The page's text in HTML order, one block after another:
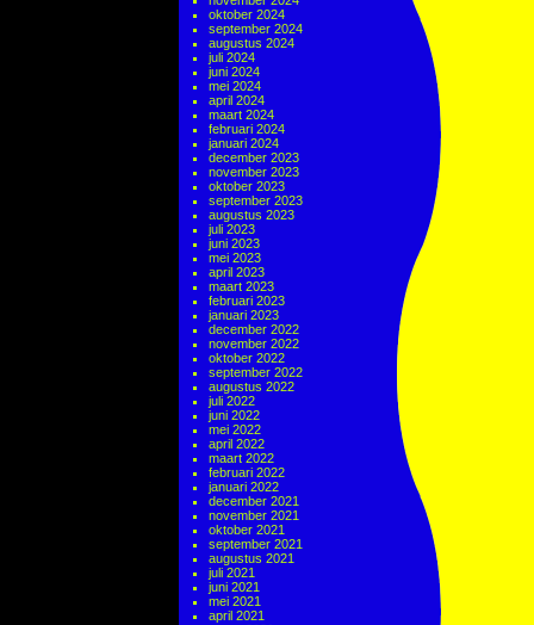
oktober 2024
september 2024
augustus 2024
juli 2024
juni 2024
mei 2024
april 2024
maart 2024
februari 2024
januari 2024
december 2023
november 2023
oktober 2023
september 2023
augustus 2023
juli 2023
juni 2023
mei 2023
april 2023
maart 2023
februari 2023
januari 2023
december 2022
november 2022
oktober 2022
september 2022
augustus 2022
juli 2022
juni 2022
mei 2022
april 2022
maart 2022
februari 2022
januari 2022
december 2021
november 2021
oktober 2021
september 2021
augustus 2021
juli 2021
juni 2021
mei 2021
april 2021